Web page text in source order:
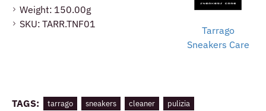
Weight: 150.00g
SKU: TARR.TNF01
Tarrago
Sneakers Care
6. lasciare asciugare per 30 minuti o utilizzare un
asciugacapelli per la pelle scamosciata ed il nabuck.
TAGS: tarrago sneakers cleaner pulizia